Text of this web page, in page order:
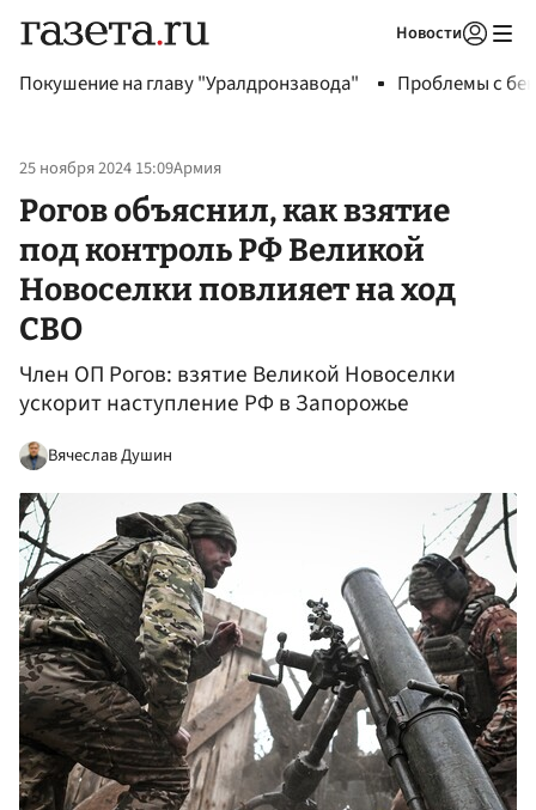
Новости
Покушение на главу "Уралдронзавода" Проблемы с
25 ноября 2024 15:09Армия
Рогов объяснил, как взятие
под контроль РФ Великой
Новоселки повлияет на ход
СВО
Член ОП Рогов: взятие Великой Новоселки
ускорит наступление РФ в Запорожье
Вячеслав Душин